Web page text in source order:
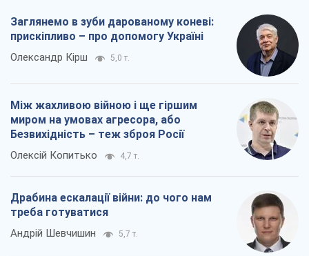
Заглянемо в зуби дарованому коневі:
прискіпливо – про допомогу Україні
Олександр Кірш 5,0 т.
Між жахливою війною і ще гіршим
миром на умовах агресора, або
Безвихідність – теж зброя Росії
Олексій Копитько 4,7 т.
Драбина ескалації війни: до чого нам
треба готуватися
Андрій Шевчишин 5,7 т.